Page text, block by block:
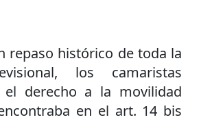
repaso histórico de toda la
los camaristas
el derecho a la movilidad
en el art. 14 bis